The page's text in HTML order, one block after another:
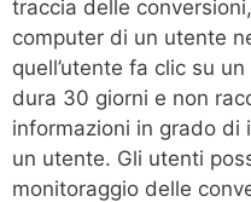
traccia delle
computer di un utente
quell’utente fa clic su
dura 30 giorni e non
informazioni in grado di
un utente. Gli utenti
monitoraggio delle